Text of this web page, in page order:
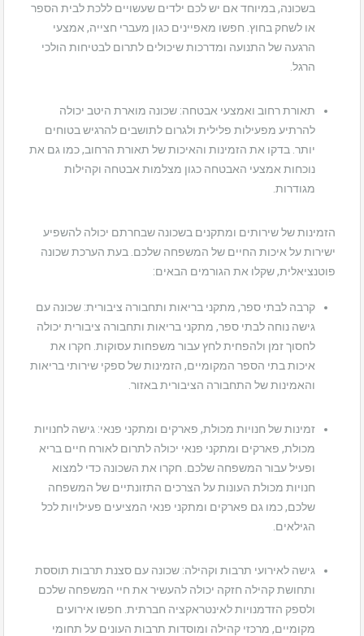
בשכונה, במיוחד אם יש לכם ילדים שעשויים ללכת לבית הספר
או לשחק בחוץ. חפשו מאפיינים כגון מעברי חצייה, אמצעי
הרגעה של התנועה ומדרכות שיכולים לתרום לבטיחות הולכי
הרגל.
תאורת רחוב ואמצעי אבטחה: שכונה מוארת היטב יכולה
להרתיע מפעילות פלילית ולגרום לתושבים להרגיש בטוחים
יותר. בדקו את הזמינות והאיכות של תאורת הרחוב, כמו גם את
נוכחות אמצעי האבטחה כגון מצלמות אבטחה וקהילות
מגודרות.
הזמינות של שירותים ומתקנים בשכונה שבחרתם יכולה להשפיע
ישירות על איכות החיים של המשפחה שלכם. בעת הערכת שכונה
פוטנציאלית, שקלו את הגורמים הבאים:
קרבה לבתי ספר, מתקני בריאות ותחבורה ציבורית: שכונה עם
גישה נוחה לבתי ספר, מתקני בריאות ותחבורה ציבורית יכולה
לחסוך זמן ולהפחית לחץ עבור משפחות עסוקות. חקרו את
איכות בתי הספר המקומיים, הזמינות של ספקי שירותי בריאות
והאמינות של התחבורה הציבורית באזור.
זמינות של חנויות מכולת, פארקים ומתקני פנאי: גישה לחנויות
מכולת, פארקים ומתקני פנאי יכולה לתרום לאורח חיים בריא
ופעיל עבור המשפחה שלכם. חקרו את השכונה כדי למצוא
חנויות מכולת העונות על הצרכים התזונתיים של המשפחה
שלכם, כמו גם פארקים ומתקני פנאי המציעים פעילויות לכל
הגילאים.
גישה לאירועי תרבות וקהילה: שכונה עם סצנת תרבות תוססת
ותחושת קהילה חזקה יכולה להעשיר את חיי המשפחה שלכם
ולספק הזדמנויות לאינטראקציה חברתית. חפשו אירועים
מקומיים, מרכזי קהילה ומוסדות תרבות העונים על תחומי